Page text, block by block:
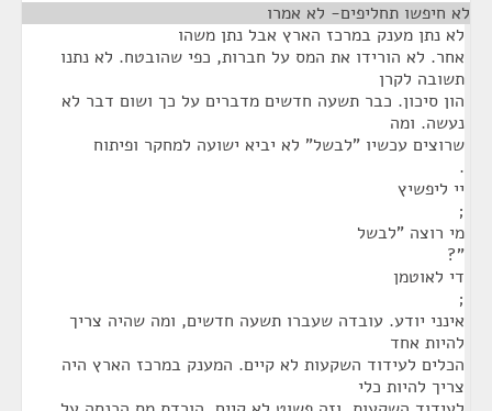
לא חיפשו תחליפים- לא אמרו
לא נתן מענק במרכז הארץ אבל נתן משהו
אחר. לא הורידו את המס על חברות, כפי שהובטח. לא נתנו
תשובה לקרן
הון סיכון. כבר תשעה חדשים מדברים על כך ושום דבר לא
נעשה. ומה
שרוצים עכשיו "לבשל" לא יביא ישועה למחקר ופיתוח
.
יי ליפשיץ
;
מי רוצה "לבשל
"?
די לאוטמן
;
אינני יודע. עובדה שעברו תשעה חדשים, ומה שהיה צריך
להיות אחד
הכלים לעידוד השקעות לא קיים. המענק במרכז הארץ היה
צריך להיות כלי